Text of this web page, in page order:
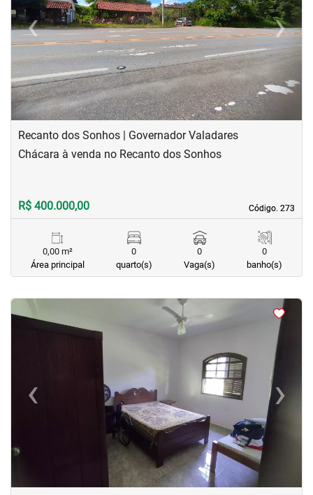
‹Previous ›Next
Recanto dos Sonhos | Governador Valadares
Código. 273
Código. 273
Chácara à venda no Recanto dos Sonhos
R$ 400.000,00
0,00 m²
Área principal
0
quarto(s)
0
Vaga(s)
0
banho(s)
<
‹Previous ›Next